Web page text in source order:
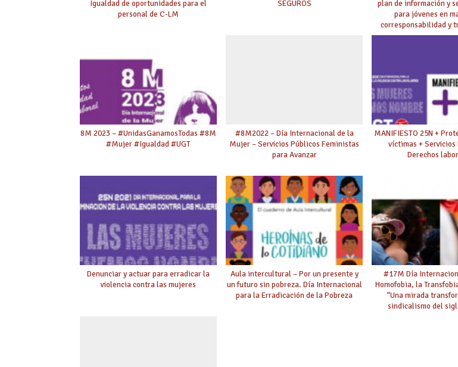
Igualdad de oportunidades para el
personal de C-LM
SEGUROS
plan de información y
para jóvenes en
corresponsabilidad y
cuidados.
8M 2023 – #UnidasGanamosTodas #8M
#Mujer #Igualdad #UGT
#8M2022 – Día Internacional de la
Mujer – Servicios Públicos Feministas
para Avanzar
MANIFIESTO 25N +
víctimas + Servicios
Derechos
Denunciar y actuar para erradicar la
violencia contra las mujeres
Aula intercultural – Por un presente y
un futuro sin pobreza. Día Internacional
para la Erradicación de la Pobreza
#17M Día
Homofobia, la
“Una mirada
sindicalismo del